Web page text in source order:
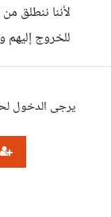
لأننا ننطلق
للخروج إليهم
يرجى الدخول